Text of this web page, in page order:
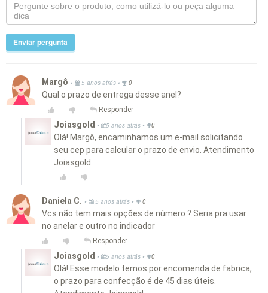
Enviar pergunta
Margô • 5 anos atrás • 0
Qual o prazo de entrega desse anel?
Responder
Joiasgold • 5 anos atrás • 0
Olá! Margô, encaminhamos um e-mail solicitando
seu cep para calcular o prazo de envio. Atendimento
Joiasgold
Daniela C. • 5 anos atrás • 0
Vcs não tem mais opções de número ? Seria pra usar
no anelar e outro no indicador
Responder
Joiasgold • 5 anos atrás • 0
Olá! Esse modelo temos por encomenda de fabrica,
o prazo para confecção é de 45 dias úteis.